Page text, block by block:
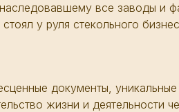
все заводы
у руля стекольного
документы,
жизни и деятельности